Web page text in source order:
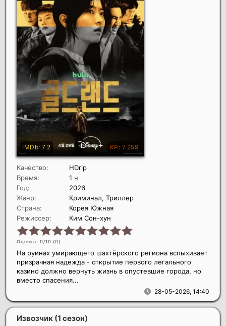
Качество:
HDrip
Время:
1 ч
Год:
2026
Жанр:
Криминал, Триллер
Страна:
Корея Южная
Режиссер:
Ким Сон-хун
Оценка: 0/10 (0)
28-05-2026, 14:40
На руинах умирающего шахтёрского региона вспыхивает
призрачная надежда - открытие первого легального
казино должно вернуть жизнь в опустевшие города, но
вместо спасения...
Извозчик (1 сезон)